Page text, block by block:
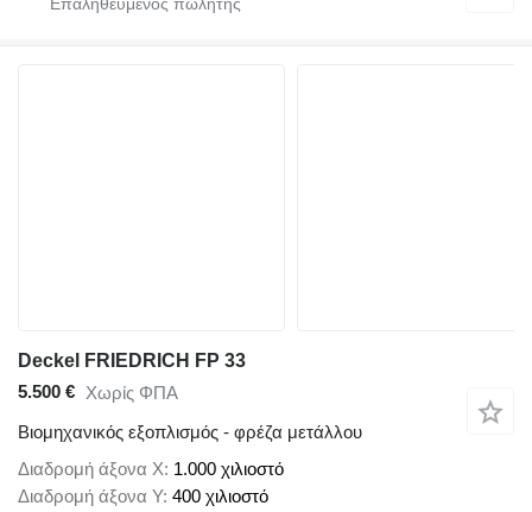
Deckel FRIEDRICH FP 33
5.500 € Χωρίς ΦΠΑ
Βιομηχανικός εξοπλισμός - φρέζα μετάλλου
Διαδρομή άξονα X 1.000 χιλιοστό
Διαδρομή άξονα Y 400 χιλιοστό